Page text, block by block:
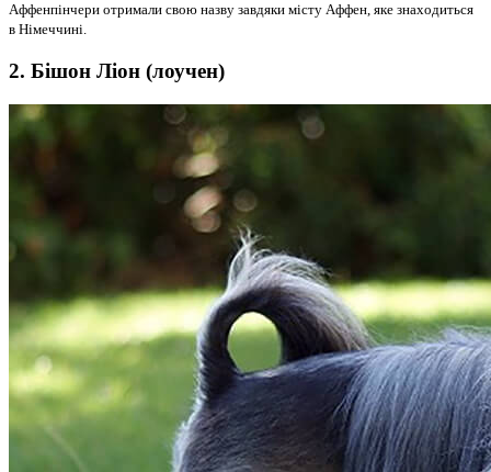
Аффенпінчери отримали свою назву завдяки місту Аффен, яке знаходиться
в Німеччині.
2. Бішон Ліон (лоучен)